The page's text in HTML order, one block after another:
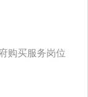
购买服务岗位